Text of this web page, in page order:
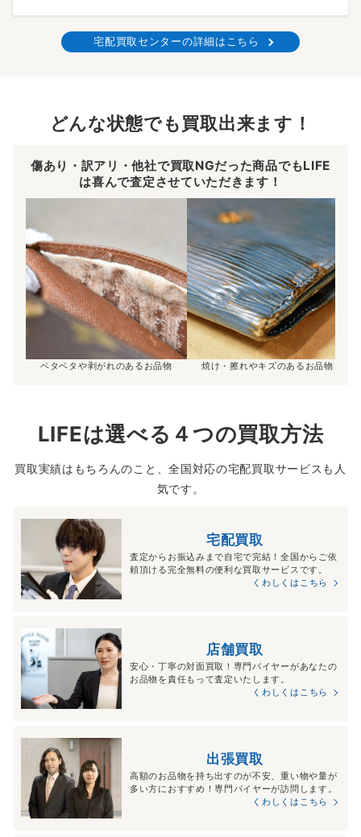
宅配買取センターの詳細はこちら
どんな状態でも買取出来ます！
傷あり・訳アリ・他社で買取NGだった商品でもLIFE
は喜んで査定させていただきます！
ベタベタや剥がれのあるお品物 焼け・擦れやキズのあるお品物
LIFEは選べる４つの買取方法
買取実績はもちろんのこと、全国対応の宅配買取サービスも人
気です。
宅配買取
査定からお振込みまで自宅で完結！全国からご依
頼頂ける完全無料の便利な買取サービスです。
くわしくはこちら
店舗買取
安心・丁寧の対面買取！専門バイヤーがあなたの
お品物を責任もって査定いたします。
くわしくはこちら
出張買取
高額のお品物を持ち出すのが不安、重い物や量が
多い方におすすめ！専門バイヤーが訪問します。
くわしくはこちら